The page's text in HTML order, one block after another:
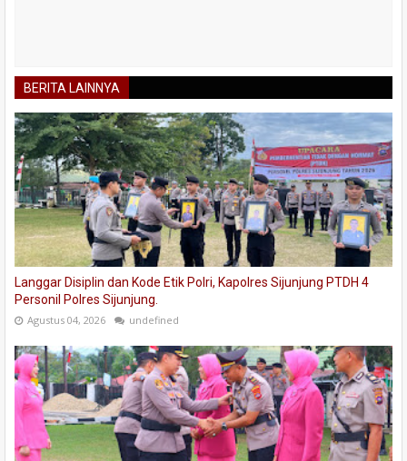
BERITA LAINNYA
Langgar Disiplin dan Kode Etik Polri, Kapolres Sijunjung PTDH 4
Personil Polres Sijunjung.
Agustus 04, 2026 undefined